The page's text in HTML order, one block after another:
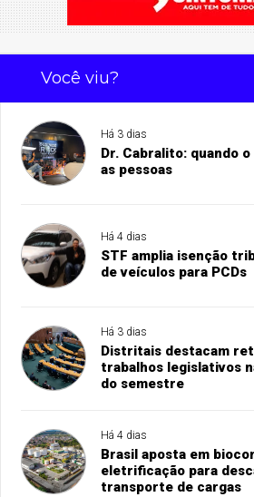
Você viu?
Há 3 dias
Dr. Cabralito: quando
as pessoas
Há 4 dias
STF amplia isenção
de veículos para PCDs
Há 3 dias
Distritais destacam
trabalhos legislativos
do semestre
Há 4 dias
Brasil aposta em
eletrificação para
transporte de cargas